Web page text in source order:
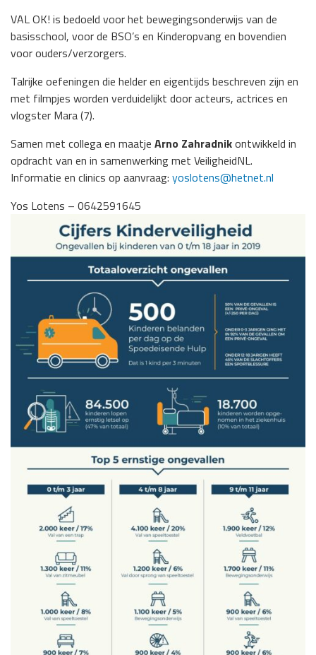
VAL OK! is bedoeld voor het bewegingsonderwijs van de
basisschool, voor de BSO’s en Kinderopvang en bovendien
voor ouders/verzorgers.
Talrijke oefeningen die helder en eigentijds beschreven zijn en
met filmpjes worden verduidelijkt door acteurs, actrices en
vlogster Mara (7).
Samen met collega en maatje Arno Zahradnikontwikkeld in
opdracht van en in samenwerking met VeiligheidNL.
Informatie en clinics op aanvraag: yoslotens@hetnet.nl
Yos Lotens – 0642591645